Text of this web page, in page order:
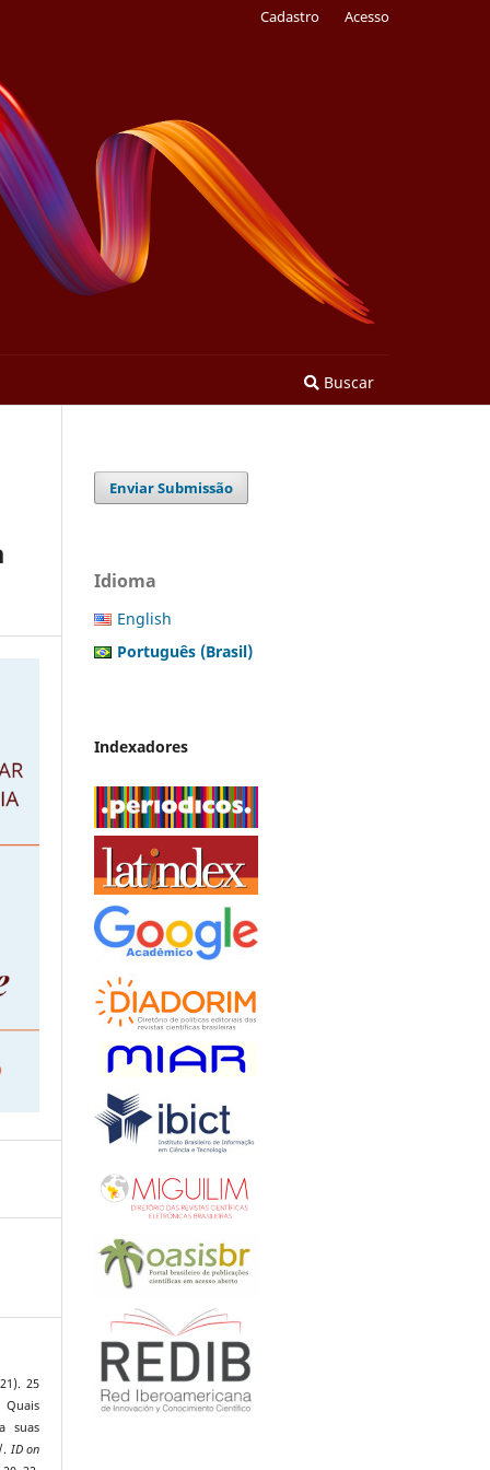
Buscar
Cadastro Acesso
25
suas
ID on
Enviar Submissão
Idioma
English
Português (Brasil)
Indexadores